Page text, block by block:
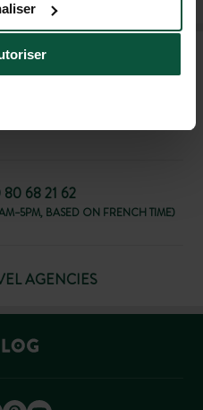
FAQ
CONTACT
68 21 62
BASED ON FRENCH TIME)
AGENCIES